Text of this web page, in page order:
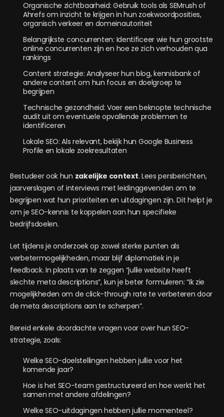
Organische zichtbaarheid: Gebruik tools als SEMrush of
Ahrefs om inzicht te krijgen in hun zoekwoordposities,
organisch verkeer en domeinautoriteit
Belangrijkste concurrenten: Identificeer wie hun grootste
online concurrenten zijn en hoe ze zich verhouden qua
rankings
Content strategie: Analyseer hun blog, kennisbank of
andere content om hun focus en doelgroep te
begrijpen
Technische gezondheid: Voer een beknopte technische
audit uit om eventuele opvallende problemen te
identificeren
Lokale SEO: Als relevant, bekijk hun Google Business
Profile en lokale zoekresultaten
Bestudeer ook hun zakelijke context. Lees persberichten,
jaarverslagen of interviews met leidinggevenden om te
begrijpen wat hun prioriteiten en uitdagingen zijn. Dit helpt je
om je SEO-kennis te koppelen aan hun specifieke
bedrijfsdoelen.
Let tijdens je onderzoek op zowel sterke punten als
verbetermogelijkheden, maar blijf diplomatiek in je
feedback. In plaats van te zeggen “jullie website heeft
slechte meta descriptions”, kun je beter formuleren: “Ik zie
mogelijkheden om de click-through rate te verbeteren door
de meta descriptions aan te scherpen”.
Bereid enkele doordachte vragen voor over hun SEO-
strategie, zoals:
Welke SEO-doelstellingen hebben jullie voor het
komende jaar?
Hoe is het SEO-team gestructureerd en hoe werkt het
samen met andere afdelingen?
Welke SEO-uitdagingen hebben jullie momenteel?